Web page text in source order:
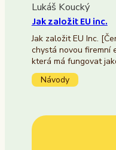
Lukáš Koucký
Jak založit EU inc.
Jak založit EU Inc.
chystá novou firemní
která má fungovat
Návody